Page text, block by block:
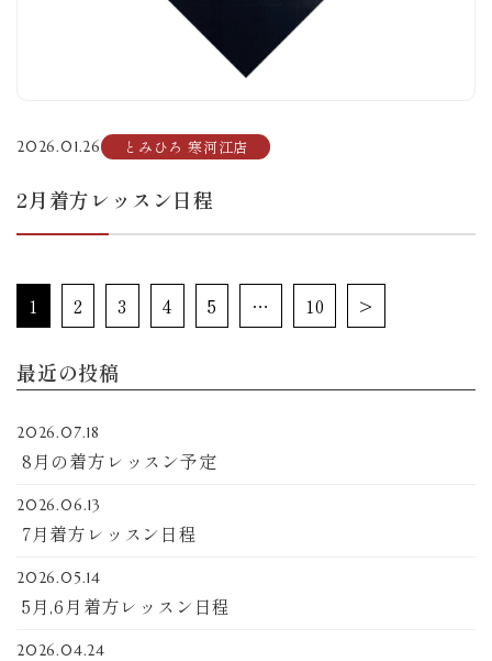
2026.01.26 とみひろ 寒河江店
2月着方レッスン日程
1 2 3 4 5 … 10 >
最近の投稿
2026.07.18
8月の着方レッスン予定
2026.06.13
7月着方レッスン日程
2026.05.14
5月,6月着方レッスン日程
2026.04.24